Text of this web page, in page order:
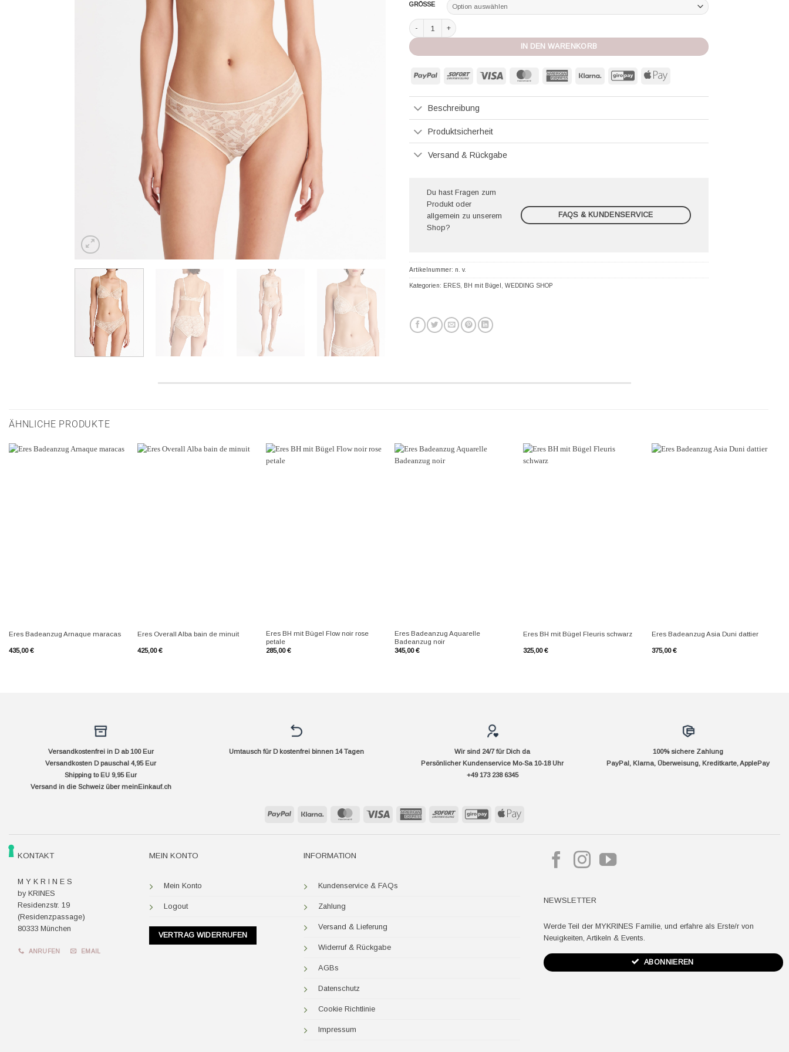
GRÖSSE
Eres BH mit Bügel Paradis toile a beurre Menge
IN DEN WARENKORB
PayPal Sofort Visa MasterCard American
Klarna GiroPay Apple
Beschreibung
Produktsicherheit
Versand & Rückgabe
Du hast Fragen zum
Produkt oder
allgemein zu unserem
Shop?
FAQS & KUNDENSERVICE
Artikelnummer: n. v.
Kategorien: ERES BH mit Bügel WEDDING SHOP
ÄHNLICHE PRODUKTE
Eres Badeanzug Arnaque maracas
435,00€
Eres Overall Alba bain de minuit
425,00€
Eres BH mit Bügel Flow noir rose
petale
285,00€
Eres Badeanzug Aquarelle
Badeanzug noir
345,00€
Eres BH mit Bügel Fleuris schwarz
325,00€
Eres Badeanzug Asia Duni dattier
375,00€
Versandkostenfrei in D ab 100 Eur
Versandkosten D pauschal 4,95 Eur
Shipping to EU 9,95 Eur
Versand in die Schweiz über meinEinkauf.ch
Umtausch für D kostenfrei binnen 14 Tagen
Wir sind 24/7 für Dich da
Persönlicher Kundenservice Mo-Sa 10-18 Uhr
+49 173 238 6345
100% sichere Zahlung
PayPal, Klarna, Überweisung, Kreditkarte, ApplePay
PayPal Klarna MasterCard Visa
AmericanSofort GiroPay Apple
KONTAKT
M Y K R I N E S
by KRINES
Residenzstr. 19
(Residenzpassage)
80333 München
ANRUFEN EMAIL
MEIN KONTO
Mein Konto
Logout
VERTRAG WIDERRUFEN
INFORMATION
Kundenservice & FAQs
Zahlung
Versand & Lieferung
Widerruf & Rückgabe
AGBs
Datenschutz
Cookie Richtlinie
Impressum
NEWSLETTER
Werde Teil der MYKRINES Familie, und erfahre als Erste/r von
Neuigkeiten, Artikeln & Events.
ABONNIEREN